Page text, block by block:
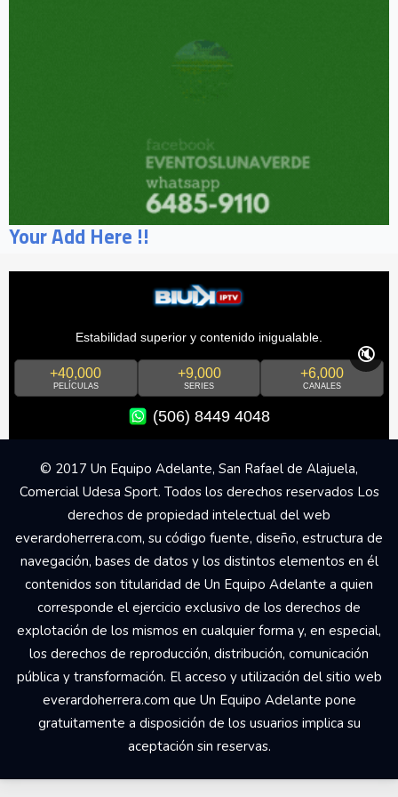
Your Add Here !!
Estabilidad superior y contenido inigualable.
+40,000
PELÍCULAS
+9,000
SERIES
+6,000
CANALES
(506) 8449 4048
🔇
© 2017 Un Equipo Adelante, San Rafael de Alajuela,
Comercial Udesa Sport. Todos los derechos reservados Los
derechos de propiedad intelectual del web
everardoherrera.com, su código fuente, diseño, estructura de
navegación, bases de datos y los distintos elementos en él
contenidos son titularidad de Un Equipo Adelante a quien
corresponde el ejercicio exclusivo de los derechos de
explotación de los mismos en cualquier forma y, en especial,
los derechos de reproducción, distribución, comunicación
pública y transformación. El acceso y utilización del sitio web
everardoherrera.com que Un Equipo Adelante pone
gratuitamente a disposición de los usuarios implica su
aceptación sin reservas.